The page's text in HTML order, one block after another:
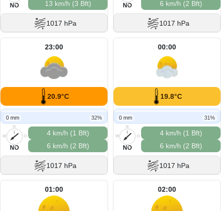
S
NO
13 km/h (3 Bft)
1017 hPa
S
NO
6 km/h (2 Bft)
1017 hPa
23:00
20.9°C
0 mm 32%
N
O
S
W
NO
4 km/h (1 Bft)
6 km/h (2 Bft)
1017 hPa
00:00
19.8°C
0 mm 31%
N
O
S
W
NO
4 km/h (1 Bft)
6 km/h (2 Bft)
1017 hPa
01:00 02:00